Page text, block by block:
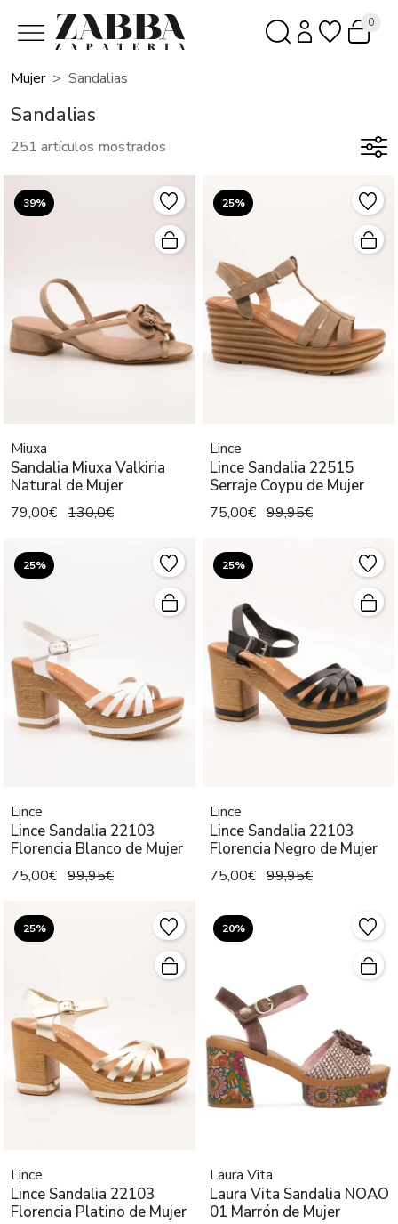
0
Mujer Sandalias
Sandalias
251 artículos mostrados
39%
Miuxa
Sandalia Miuxa Valkiria
Natural de Mujer
79,00€ 130,0€
25%
Lince
Lince Sandalia 22515
Serraje Coypu de Mujer
75,00€ 99,95€
25%
Lince
Lince Sandalia 22103
Florencia Blanco de Mujer
75,00€ 99,95€
25%
Lince
Lince Sandalia 22103
Florencia Negro de Mujer
75,00€ 99,95€
25%
Lince
Lince Sandalia 22103
Florencia Platino de Mujer
20%
Laura Vita
Laura Vita Sandalia NOAO
01 Marrón de Mujer